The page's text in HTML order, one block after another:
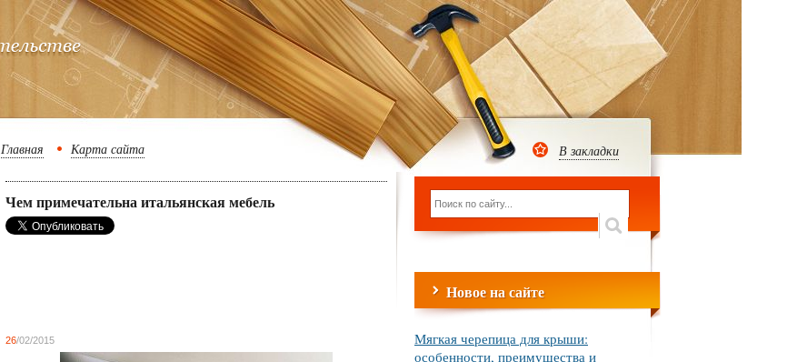
Главная Карта сайта
Чем примечательна итальянская мебель
26/02/2015
В закладки
Новое на сайте
Мягкая черепица для крыши:
особенности, преимущества и